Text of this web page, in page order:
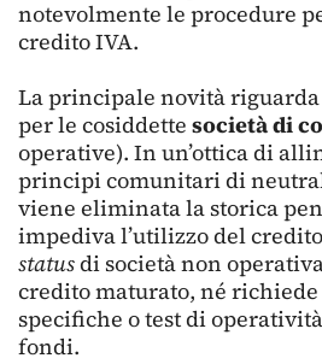
notevolmente le procedure
credito IVA.
La principale novità
per le cosiddette società di
operative). In un’ottica di
principi comunitari di
viene eliminata la storica
impediva l’utilizzo del
statusdi società non
credito maturato, né
specifiche o test di
fondi.